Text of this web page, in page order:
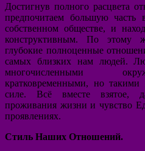
Достигнув полного расцвета
предпочитаем большую часть
собственном обществе, и
конструктивным. По этому
глубокие полноценные
самых близких нам людей.
многочисленными
кратковременными, но
силе. Всё вместе взятое,
проживания жизни и чувство
проявлениях.
Стиль Наших Отношений.